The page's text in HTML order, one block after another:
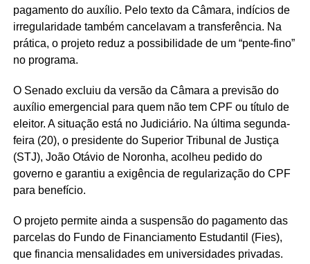
pagamento do auxílio. Pelo texto da Câmara, indícios de
irregularidade também cancelavam a transferência. Na
prática, o projeto reduz a possibilidade de um “pente-fino”
no programa.
O Senado excluiu da versão da Câmara a previsão do
auxílio emergencial para quem não tem CPF ou título de
eleitor. A situação está no Judiciário. Na última segunda-
feira (20), o presidente do Superior Tribunal de Justiça
(STJ), João Otávio de Noronha, acolheu pedido do
governo e garantiu a exigência de regularização do CPF
para benefício.
O projeto permite ainda a suspensão do pagamento das
parcelas do Fundo de Financiamento Estudantil (Fies),
que financia mensalidades em universidades privadas.